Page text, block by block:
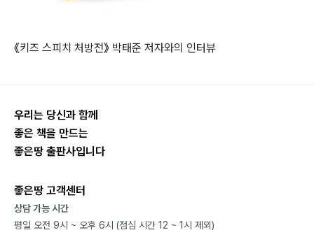
《키즈 스피치 처방전》 박태준 저자와의 인터뷰
우리는 당신과 함께
좋은 책을 만드는
좋은땅 출판사입니다
좋은땅 고객센터
상담 가능 시간
평일 오전 9시 ~ 오후 6시 (점심 시간 12 ~ 1시 제외)